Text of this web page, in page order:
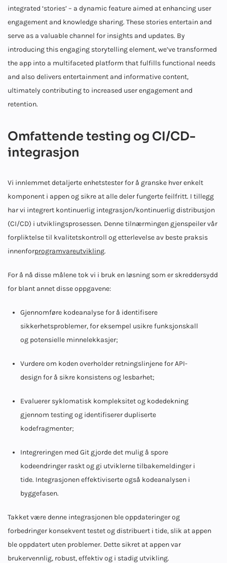
integrated ‘stories’ – a dynamic feature aimed at enhancing user
engagement and knowledge sharing. These stories entertain and
serve as a valuable channel for insights and updates. By
introducing this engaging storytelling element, we’ve transformed
the app into a multifaceted platform that fulfills functional needs
and also delivers entertainment and informative content,
ultimately contributing to increased user engagement and
retention.
Omfattende testing og CI/CD-
integrasjon
Vi innlemmet detaljerte enhetstester for å granske hver enkelt
komponent i appen og sikre at alle deler fungerte feilfritt. I tillegg
har vi integrert kontinuerlig integrasjon/kontinuerlig distribusjon
(CI/CD) i utviklingsprosessen. Denne tilnærmingen gjenspeiler vår
forpliktelse til kvalitetskontroll og etterlevelse av beste praksis
innenforprogramvareutvikling.
For å nå disse målene tok vi i bruk en løsning som er skreddersydd
for blant annet disse oppgavene:
Gjennomføre kodeanalyse for å identifisere
sikkerhetsproblemer, for eksempel usikre funksjonskall
og potensielle minnelekkasjer;
Vurdere om koden overholder retningslinjene for API-
design for å sikre konsistens og lesbarhet;
Evaluerer syklomatisk kompleksitet og kodedekning
gjennom testing og identifiserer dupliserte
kodefragmenter;
Integreringen med Git gjorde det mulig å spore
kodeendringer raskt og gi utviklerne tilbakemeldinger i
tide. Integrasjonen effektiviserte også kodeanalysen i
byggefasen.
Takket være denne integrasjonen ble oppdateringer og
forbedringer konsekvent testet og distribuert i tide, slik at appen
ble oppdatert uten problemer. Dette sikret at appen var
brukervennlig, robust, effektiv og i stadig utvikling.